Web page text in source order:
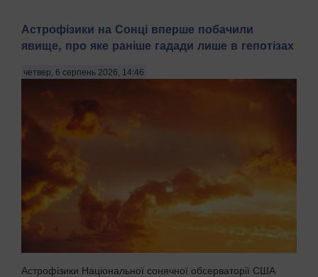
Астрофізики на Сонці вперше побачили
явище, про яке раніше гадади лише в гепотізах
четвер, 6 серпень 2026, 14:46
Астрофізики Національної сонячної обсерваторії США